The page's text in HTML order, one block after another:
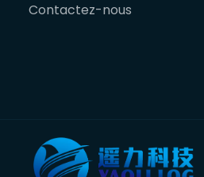
Contactez-nous